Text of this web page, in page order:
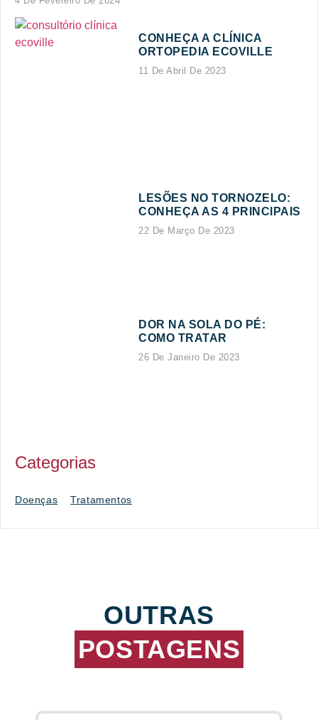
CONHEÇA A CLÍNICA
ORTOPEDIA ECOVILLE
11 De Abril De 2023
LESÕES NO TORNOZELO:
CONHEÇA AS 4 PRINCIPAIS
22 De Março De 2023
DOR NA SOLA DO PÉ:
COMO TRATAR
26 De Janeiro De 2023
Categorias
Doenças Tratamentos
OUTRAS
POSTAGENS